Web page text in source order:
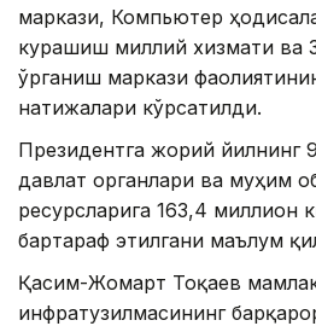
маркази, Компьютер
курашиш миллий хизмати ва
ўрганиш маркази
натижалари кўрсатилди.
Президентга жорий йилнинг
давлат органлари ва муҳим
ресурсларига 163,4 миллион
бартараф этилгани маълум
Қасим-Жомарт Тоқаев
инфратузилмасининг